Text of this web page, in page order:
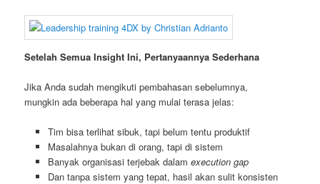
Setelah Semua Insight Ini, Pertanyaannya Sederhana
Jika Anda sudah mengikuti pembahasan sebelumnya,
mungkin ada beberapa hal yang mulai terasa jelas:
Tim bisa terlihat sibuk, tapi belum tentu produktif
Masalahnya bukan di orang, tapi di sistem
Banyak organisasi terjebak dalam execution gap
Dan tanpa sistem yang tepat, hasil akan sulit konsisten